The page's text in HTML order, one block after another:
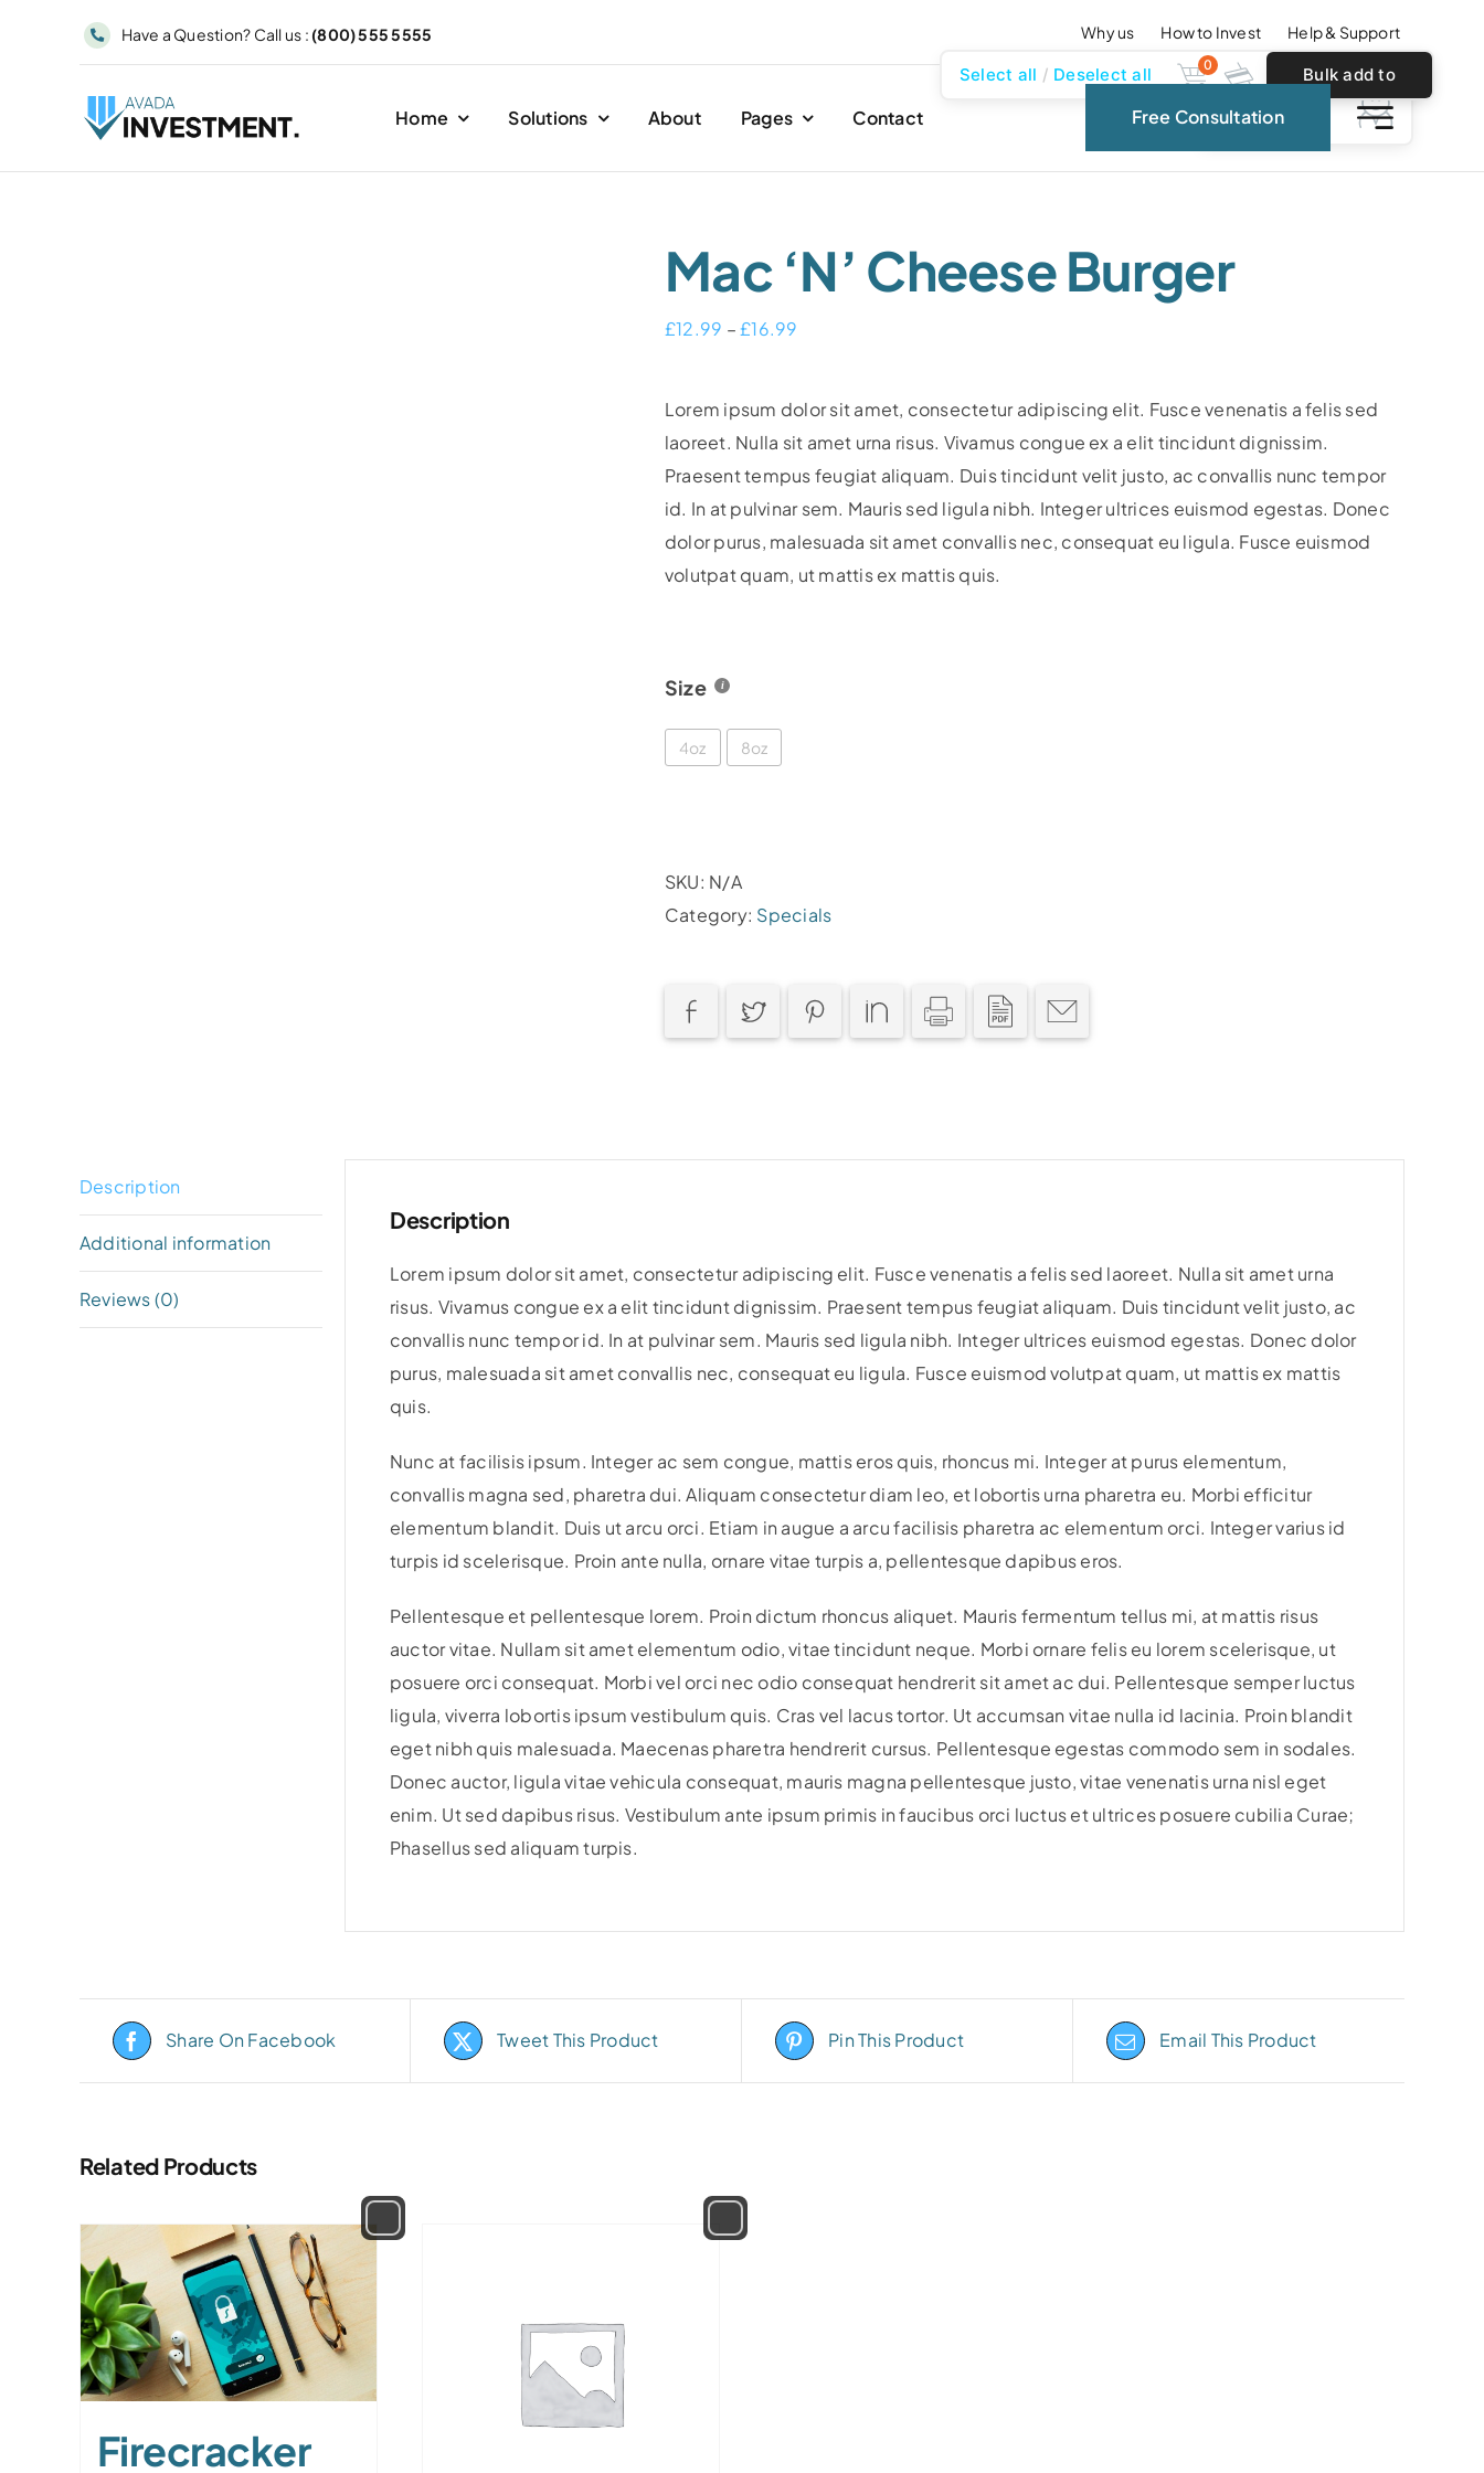
Have a Question? Call us : (800) 555 5555 Why us How to Invest Help & Support
Home Solutions About Pages Contact Free Consultation
Mac ‘n’ Cheese Burger
£12.99 – £16.99
Lorem ipsum dolor sit amet, consectetur adipiscing elit. Fusce venenatis a felis sed
laoreet. Nulla sit amet urna risus. Vivamus congue ex a elit tincidunt dignissim.
Praesent tempus feugiat aliquam. Duis tincidunt velit justo, ac convallis nunc tempor
id. In at pulvinar sem. Mauris sed ligula nibh. Integer ultrices euismod egestas. Donec
dolor purus, malesuada sit amet convallis nec, consequat eu ligula. Fusce euismod
volutpat quam, ut mattis ex mattis quis.
Size
4oz 8oz
SKU: N/A
Category: Specials
Description
Additional information
Reviews (0)
Description
Lorem ipsum dolor sit amet, consectetur adipiscing elit. Fusce venenatis a felis sed laoreet. Nulla sit amet urna
risus. Vivamus congue ex a elit tincidunt dignissim. Praesent tempus feugiat aliquam. Duis tincidunt velit justo, ac
convallis nunc tempor id. In at pulvinar sem. Mauris sed ligula nibh. Integer ultrices euismod egestas. Donec dolor
purus, malesuada sit amet convallis nec, consequat eu ligula. Fusce euismod volutpat quam, ut mattis ex mattis
quis.
Nunc at facilisis ipsum. Integer ac sem congue, mattis eros quis, rhoncus mi. Integer at purus elementum,
convallis magna sed, pharetra dui. Aliquam consectetur diam leo, et lobortis urna pharetra eu. Morbi efficitur
elementum blandit. Duis ut arcu orci. Etiam in augue a arcu facilisis pharetra ac elementum orci. Integer varius id
turpis id scelerisque. Proin ante nulla, ornare vitae turpis a, pellentesque dapibus eros.
Pellentesque et pellentesque lorem. Proin dictum rhoncus aliquet. Mauris fermentum tellus mi, at mattis risus
auctor vitae. Nullam sit amet elementum odio, vitae tincidunt neque. Morbi ornare felis eu lorem scelerisque, ut
posuere orci consequat. Morbi vel orci nec odio consequat hendrerit sit amet ac dui. Pellentesque semper luctus
ligula, viverra lobortis ipsum vestibulum quis. Cras vel lacus tortor. Ut accumsan vitae nulla id lacinia. Proin blandit
eget nibh quis malesuada. Maecenas pharetra hendrerit cursus. Pellentesque egestas commodo sem in sodales.
Donec auctor, ligula vitae vehicula consequat, mauris magna pellentesque justo, vitae venenatis urna nisl eget
enim. Ut sed dapibus risus. Vestibulum ante ipsum primis in faucibus orci luctus et ultrices posuere cubilia Curae;
Phasellus sed aliquam turpis.
Share On Facebook Tweet This Product Pin This Product Email This Product
Related Products
Firecracker
0
Select all Deselect all 0 Bulk add to
cart